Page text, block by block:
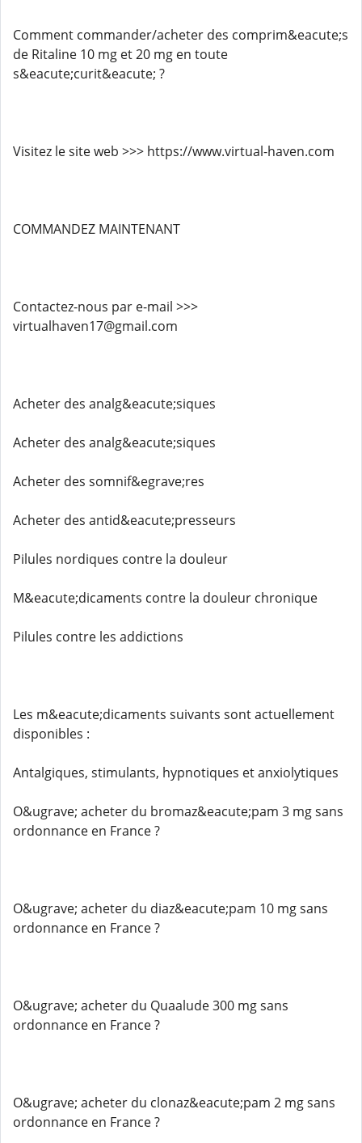
Comment commander/acheter des comprim&eacute;s
de Ritaline 10 mg et 20 mg en toute
s&eacute;curit&eacute; ?
Visitez le site web >>> https://www.virtual-haven.com
COMMANDEZ MAINTENANT
Contactez-nous par e-mail >>>
virtualhaven17@gmail.com
Acheter des analg&eacute;siques
Acheter des analg&eacute;siques
Acheter des somnif&egrave;res
Acheter des antid&eacute;presseurs
Pilules nordiques contre la douleur
M&eacute;dicaments contre la douleur chronique
Pilules contre les addictions
Les m&eacute;dicaments suivants sont actuellement
disponibles :
Antalgiques, stimulants, hypnotiques et anxiolytiques
O&ugrave; acheter du bromaz&eacute;pam 3 mg sans
ordonnance en France ?
O&ugrave; acheter du diaz&eacute;pam 10 mg sans
ordonnance en France ?
O&ugrave; acheter du Quaalude 300 mg sans
ordonnance en France ?
O&ugrave; acheter du clonaz&eacute;pam 2 mg sans
ordonnance en France ?